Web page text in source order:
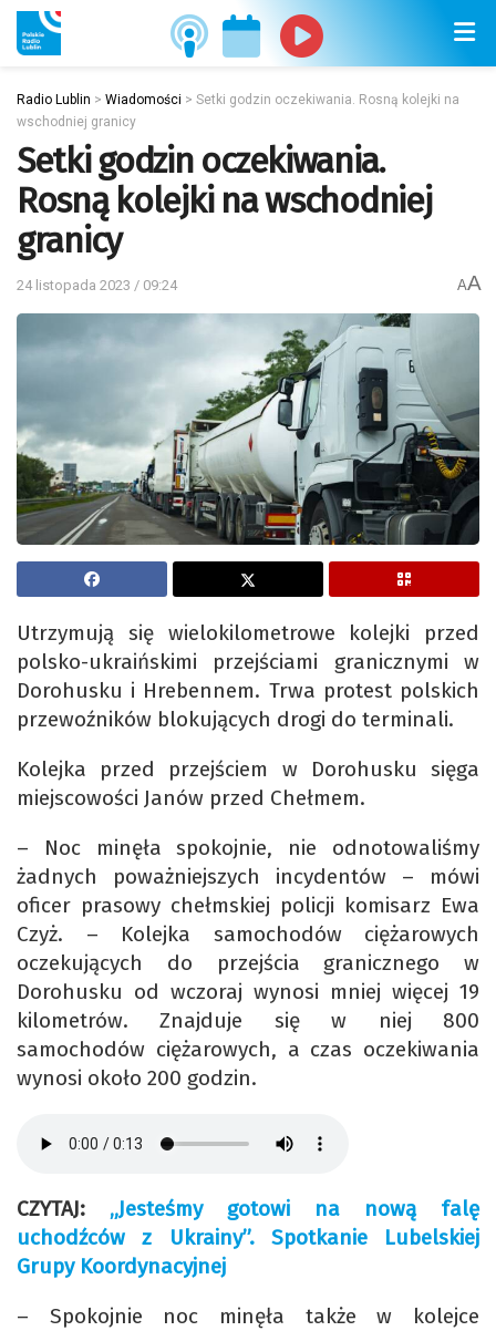
Radio Lublin > Wiadomości > Setki godzin oczekiwania. Rosną kolejki na
wschodniej granicy
Setki godzin oczekiwania.
Rosną kolejki na wschodniej
granicy
24 listopada 2023 / 09:24 AA
Utrzymują się wielokilometrowe kolejki przed
polsko-ukraińskimi przejściami granicznymi w
Dorohusku i Hrebennem. Trwa protest polskich
przewoźników blokujących drogi do terminali.
Kolejka przed przejściem w Dorohusku sięga
miejscowości Janów przed Chełmem.
– Noc minęła spokojnie, nie odnotowaliśmy
żadnych poważniejszych incydentów – mówi
oficer prasowy chełmskiej policji komisarz Ewa
Czyż. – Kolejka samochodów ciężarowych
oczekujących do przejścia granicznego w
Dorohusku od wczoraj wynosi mniej więcej 19
kilometrów. Znajduje się w niej 800
samochodów ciężarowych, a czas oczekiwania
wynosi około 200 godzin.
CZYTAJ: „Jesteśmy gotowi na nową falę
uchodźców z Ukrainy”. Spotkanie Lubelskiej
Grupy Koordynacyjnej
– Spokojnie noc minęła także w kolejce